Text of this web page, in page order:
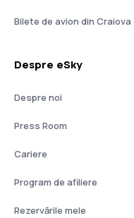
Bilete de avion din Craiova
Despre eSky
Despre noi
Press Room
Cariere
Program de afiliere
Rezervările mele